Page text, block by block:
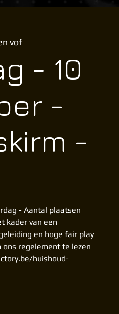
vof
- 10
-
-
- Aantal plaatsen
kader van een
en hoge fair play
ons regelement te lezen
huishoud-